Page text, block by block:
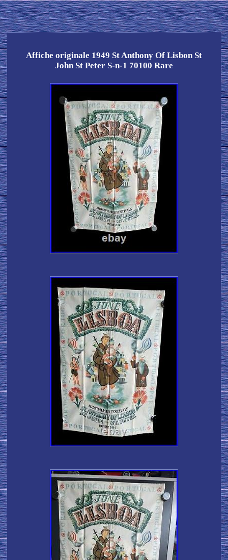
Affiche originale 1949 St Anthony Of Lisbon St
John St Peter S-n-1 70100 Rare